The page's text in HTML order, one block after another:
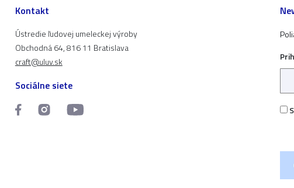
Kontakt
Ústredie ľudovej umeleckej výroby
Obchodná 64, 816 11 Bratislava
craft@uluv.sk
Sociálne siete